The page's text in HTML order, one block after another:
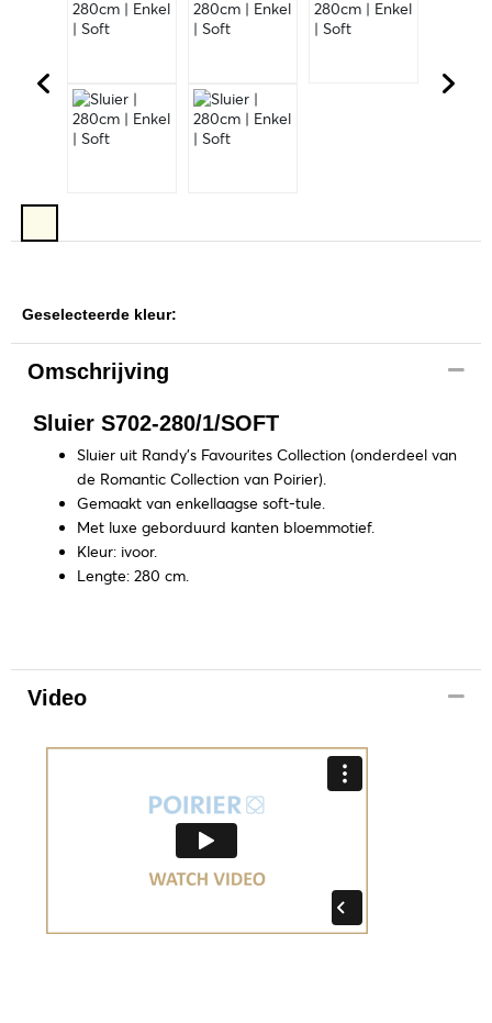
Geselecteerde kleur:
Omschrijving
Sluier S702-280/1/SOFT
Sluier uit Randy’s Favourites Collection (onderdeel van
de Romantic Collection van Poirier).
Gemaakt van enkellaagse soft-tule.
Met luxe geborduurd kanten bloemmotief.
Kleur: ivoor.
Lengte: 280 cm.
Video